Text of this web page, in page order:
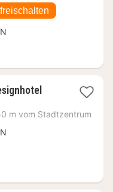
1
ab
m vom Stadtzentrum